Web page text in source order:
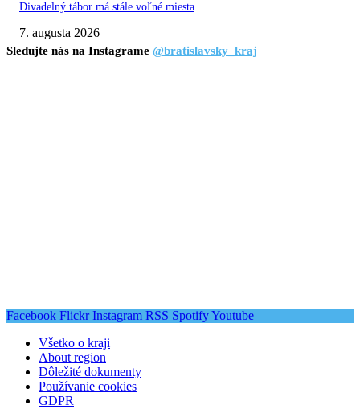
Divadelný tábor má stále voľné miesta
7. augusta 2026
Sledujte nás na Instagrame @bratislavsky_kraj
Facebook Flickr Instagram RSS SpotifyYoutube
Všetko o kraji
About region
Dôležité dokumenty
Používanie cookies
GDPR